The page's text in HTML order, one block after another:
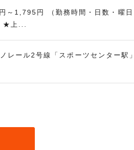
～1,795円 （勤務時間・日数・曜日
★上...
レール2号線「スポーツセンター駅」